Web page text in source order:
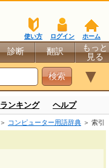
ホーム
ログイン
使い方
診断 翻訳
もっと
見る
▼
ランキング ヘルプ
＞ コンピューター用語辞典 ＞ 索引